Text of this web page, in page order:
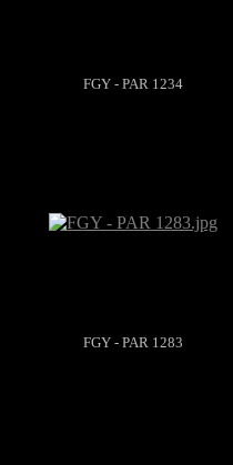
FGY - PAR 1234
FGY - PAR 1283